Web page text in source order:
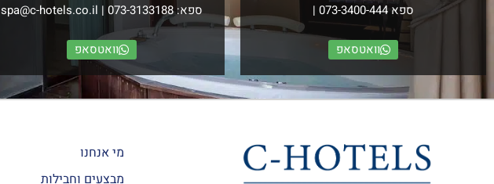
ספא073-3400-444
|
וואטסאפ
ספא:073-3133188
|
spa@c-hotels.co.il
וואטסאפ
מי אנחנו
מבצעים וחבילות